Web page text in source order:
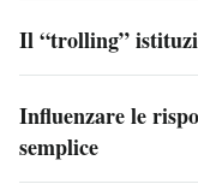
Il “trolling”
Influenzare le
semplice